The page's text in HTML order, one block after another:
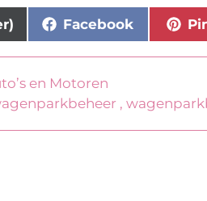
Facebook
en Motoren
,